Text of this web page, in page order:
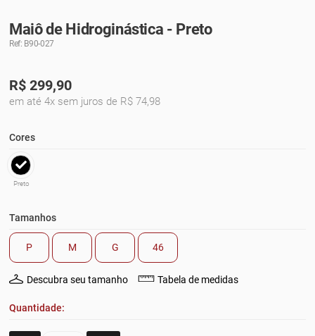
Maiô de Hidroginástica - Preto
Ref: B90-027
R$ 299,90
em até 4x sem juros de R$ 74,98
Cores
Preto
Tamanhos
P M G 46
Descubra seu tamanho Tabela de medidas
Quantidade: